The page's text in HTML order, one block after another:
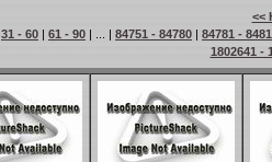
<<
31 - 60 | 61 - 90 | ... | 84751 - 84780 | 84781 -
1802641 -